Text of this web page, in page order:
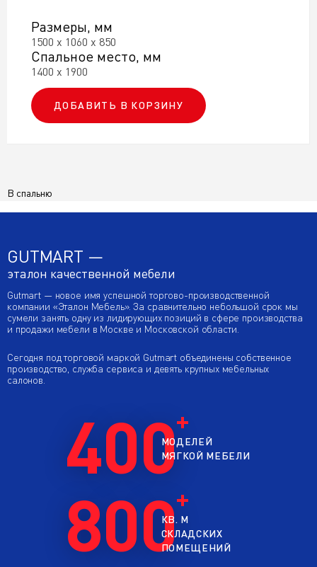
Размеры, мм
1500 х 1060 х 850
Спальное место, мм
1400 х 1900
ДОБАВИТЬ В КОРЗИНУ
В спальню
GUTMART —
эталон качественной мебели
Gutmart — новое имя успешной торгово-производственной
компании «Эталон Мебель». За сравнительно небольшой срок мы
сумели занять одну из лидирующих позиций в сфере производства
и продажи мебели в Москве и Московской области.
Сегодня под торговой маркой Gutmart объединены собственное
производство, служба сервиса и девять крупных мебельных
салонов.
400МОДЕЛЕЙ
МЯГКОЙ МЕБЕЛИ
800
КВ. М
СКЛАДСКИХ
ПОМЕЩЕНИЙ